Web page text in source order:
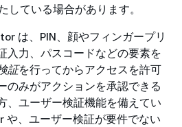
している場合があります。
は、PIN、顔やフィンガープリ
入力、パスコードなどの要素を
証を行ってからアクセスを許可
のみがアクションを承認できる
、ユーザー検証機能を備えてい
、ユーザー検証が要件でない